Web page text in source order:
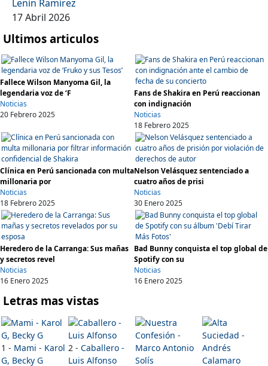
Lenin Ramirez
17 Abril 2026
Ultimos articulos
Fallece Wilson Manyoma Gil, la
legendaria voz de ‘F
Noticias
20 Febrero 2025
Fans de Shakira en Perú reaccionan
con indignación
Noticias
18 Febrero 2025
Clínica en Perú sancionada con multa
millonaria por
Noticias
18 Febrero 2025
Nelson Velásquez sentenciado a
cuatro años de prisi
Noticias
30 Enero 2025
Heredero de la Carranga: Sus mañas
y secretos revel
Noticias
16 Enero 2025
Bad Bunny conquista el top global de
Spotify con su
Noticias
16 Enero 2025
Letras mas vistas
1 - Mami - Karol
G, Becky G
2 -Caballero -
Luis Alfonso